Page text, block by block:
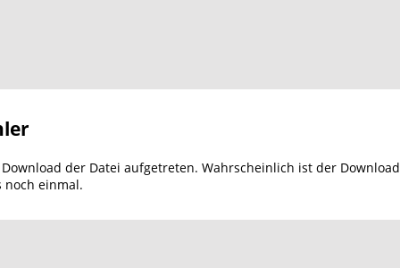
der Datei aufgetreten. Wahrscheinlich ist der
noch einmal.